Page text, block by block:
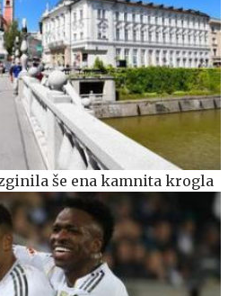
še ena kamnita krogla